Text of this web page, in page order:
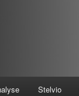
Stelvio